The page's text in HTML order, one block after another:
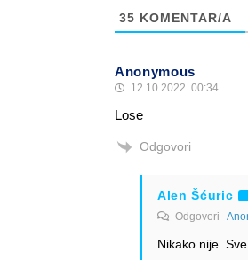
35 KOMENTAR/A
Anonymous
12.10.2022. 00:34
Lose
Odgovori
Alen Šćuric
Odgovori
Nikako nije.